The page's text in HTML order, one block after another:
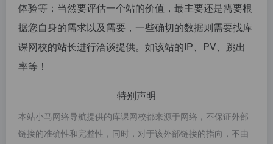
体验等；当然要评估一个站的价值，最主要还是需要根
据您自身的需求以及需要，一些确切的数据则需要找库
课网校的站长进行洽谈提供。如该站的IP、PV、跳出
率等！
特别声明
本站小马网络导航提供的库课网校都来源于网络，不保证外部
链接的准确性和完整性，同时，对于该外部链接的指向，不由